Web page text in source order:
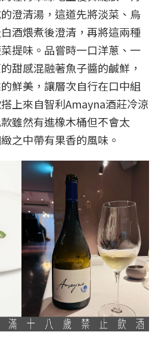
澄清湯，這道先將淡菜、烏
酒煨煮後澄清，再將這兩種
提味。品嘗時一口洋蔥、一
甜感混融著魚子醬的鹹鮮，
鮮美，讓層次自行在口中組
上來自智利Amayna酒莊冷涼
雖然有進橡木桶但不會太
之中帶有果香的風味。